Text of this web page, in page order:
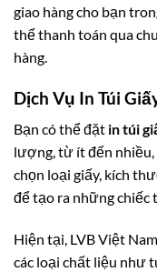
giao hàng cho bạn
thể thanh toán qua
hàng.
Dịch Vụ In Túi
Bạn có thể đặt in túi
lượng, từ ít đến
chọn loại giấy, kích
để tạo ra những chiếc
Hiện tại, LVB Việt
các loại chất liệu như